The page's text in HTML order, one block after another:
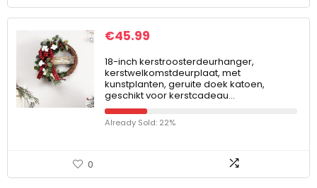
€45.99
18-inch kerstroosterdeurhanger,
kerstwelkomstdeurplaat, met
kunstplanten, geruite doek katoen,
geschikt voor kerstcadeau…
Already Sold: 22%
0